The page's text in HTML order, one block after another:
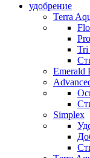
удобрение
Terra
Tri
Emerald
Simplex